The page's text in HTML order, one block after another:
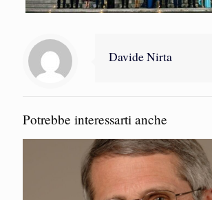
Davide Nirta
Potrebbe interessarti anche